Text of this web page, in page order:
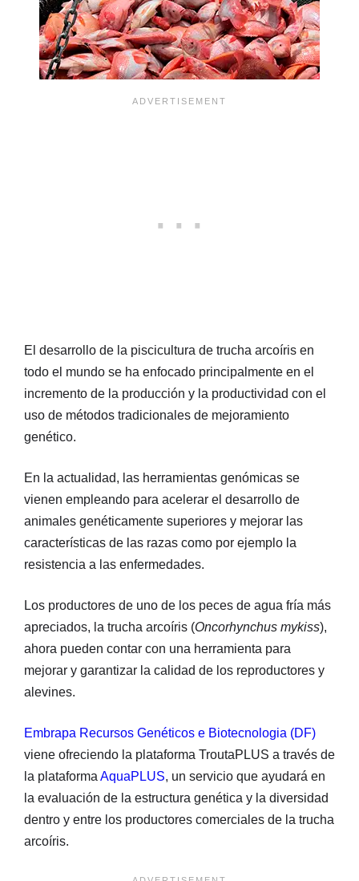
El desarrollo de la piscicultura de trucha arcoíris en
todo el mundo se ha enfocado principalmente en el
incremento de la producción y la productividad con el
uso de métodos tradicionales de mejoramiento
genético.
En la actualidad, las herramientas genómicas se
vienen empleando para acelerar el desarrollo de
animales genéticamente superiores y mejorar las
características de las razas como por ejemplo la
resistencia a las enfermedades.
Los productores de uno de los peces de agua fría más
apreciados, la trucha arcoíris (Oncorhynchus mykiss),
ahora pueden contar con una herramienta para
mejorar y garantizar la calidad de los reproductores y
alevines.
Embrapa Recursos Genéticos e Biotecnologia (DF)
viene ofreciendo la plataforma TroutaPLUS a través de
la plataforma AquaPLUS, un servicio que ayudará en
la evaluación de la estructura genética y la diversidad
dentro y entre los productores comerciales de la trucha
arcoíris.